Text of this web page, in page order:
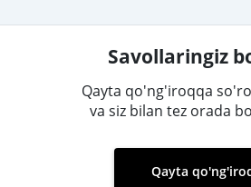
Savollaringiz
Qayta qo'ng'iroqqa
va siz bilan tez orada
Qayta